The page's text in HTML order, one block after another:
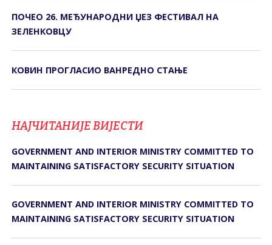
ПОЧЕО 26. МЕЂУНАРОДНИ ЏЕЗ ФЕСТИВАЛ НА
ЗЕЛЕНКОВЦУ
КОВИН ПРОГЛАСИО ВАНРЕДНО СТАЊЕ
НАЈЧИТАНИЈЕ ВИЈЕСТИ
GOVERNMENT AND INTERIOR MINISTRY COMMITTED TO
MAINTAINING SATISFACTORY SECURITY SITUATION
GOVERNMENT AND INTERIOR MINISTRY COMMITTED TO
MAINTAINING SATISFACTORY SECURITY SITUATION